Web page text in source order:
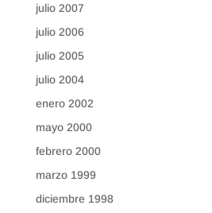
julio 2007
julio 2006
julio 2005
julio 2004
enero 2002
mayo 2000
febrero 2000
marzo 1999
diciembre 1998